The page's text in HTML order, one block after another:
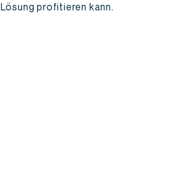
Lösung profitieren kann.